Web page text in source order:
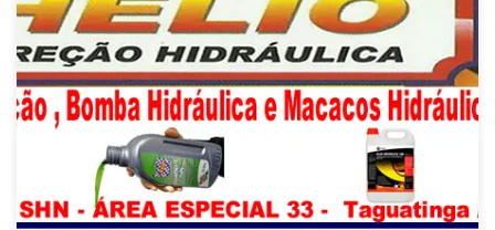
Hyundai Azera, Conserto da Direção , Bomba Hidráulica e Troca
de Fluídos – Taguatinga /DF Hyundai Creta, Conserto da Direção ,
Bomba Hidráulica e Troca de Fluídos – Taguatinga /DF Hyundai
Elantra, Conserto da Direção , Bomba Hidráulica e Troca de
Fluídos – Taguatinga /DF Hyundai HB20, Conserto da Direção […]